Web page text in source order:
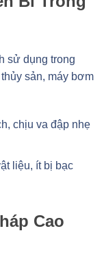
sử dụng trong
sản, máy bơm
chịu va đập nhẹ
liệu, ít bị bạc
Cao